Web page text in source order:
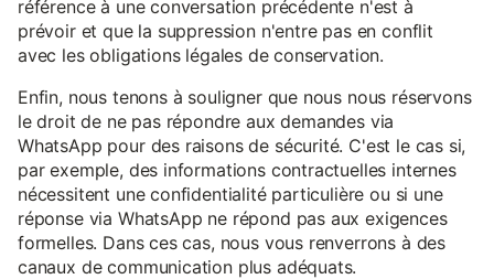
référence à une conversation précédente n'est à
prévoir et que la suppression n'entre pas en conflit
avec les obligations légales de conservation.
Enfin, nous tenons à souligner que nous nous réservons
le droit de ne pas répondre aux demandes via
WhatsApp pour des raisons de sécurité. C'est le cas si,
par exemple, des informations contractuelles internes
nécessitent une confidentialité particulière ou si une
réponse via WhatsApp ne répond pas aux exigences
formelles. Dans ces cas, nous vous renverrons à des
canaux de communication plus adéquats.